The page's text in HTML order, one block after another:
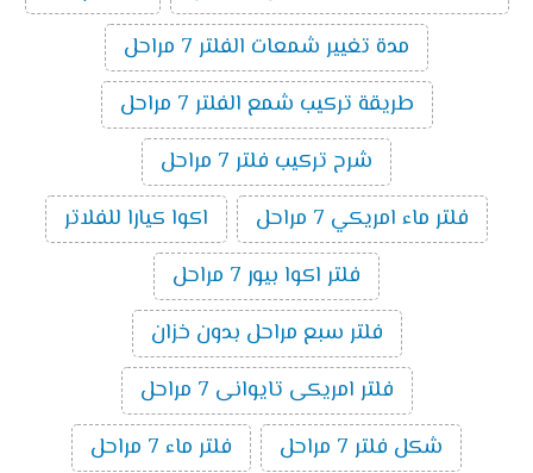
مدة تغيير شمعات الفلتر 7 مراحل
طريقة تركيب شمع الفلتر 7 مراحل
شرح تركيب فلتر 7 مراحل
فلتر ماء امريكي 7 مراحل
اكوا كيارا للفلاتر
فلتر اكوا بيور 7 مراحل
فلتر سبع مراحل بدون خزان
فلتر امريكى تايوانى 7 مراحل
شكل فلتر 7 مراحل
فلتر ماء 7 مراحل